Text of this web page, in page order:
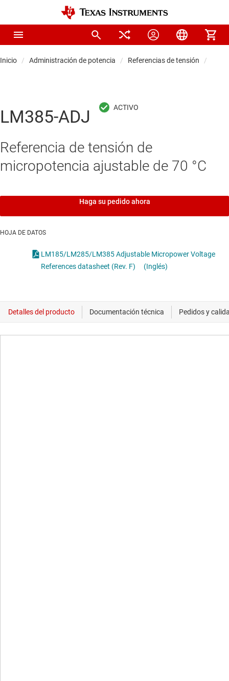
Inicio Administración de potencia Referencias de tensión
LM385-ADJ
Referencia de tensión de
micropotencia ajustable de 70 °C
Haga su pedido ahora
HOJA DE DATOS
LM185/LM285/LM385 Adjustable Micropower Voltage
References datasheet (Rev. F)
(Inglés)